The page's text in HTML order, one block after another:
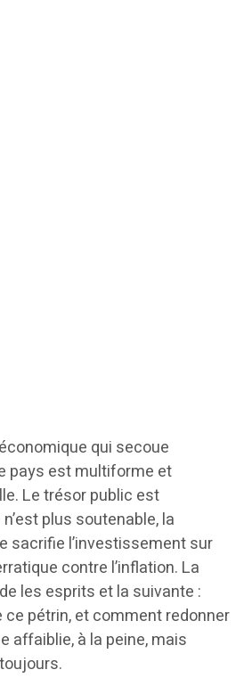
qui secoue
pays est multiforme et
Le trésor public est
plus soutenable, la
sacrifie l’investissement sur
contre l’inflation. La
les esprits et la suivante :
pétrin, et comment redonner
affaiblie, à la peine, mais